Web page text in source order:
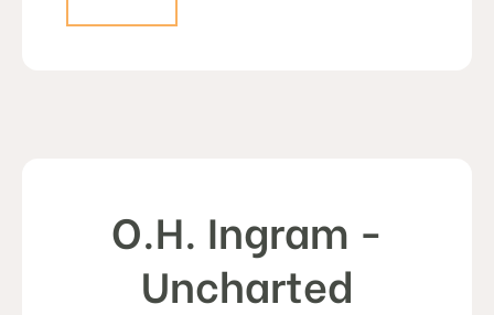
O.H. Ingram -
Uncharted